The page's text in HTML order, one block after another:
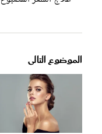
الموضوع التالى